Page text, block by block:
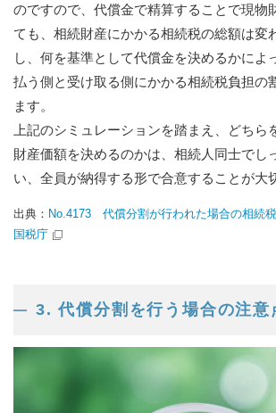
のですので、代償金で精算することで現物
ても、相続財産にかかる相続税の総額は変
し、何を基準として代償金を決めるかによ
払う側と受け取る側にかかる相続税負担の
ます。
上記のシミュレーションを踏まえ、どちら
財産価額を決めるのかは、相続人同士でし
い、全員が納得する形で合意することが大
出典： No.4173 代償分割が行われた場合の相続税
国税庁
3. 代償分割を行う場合の注意